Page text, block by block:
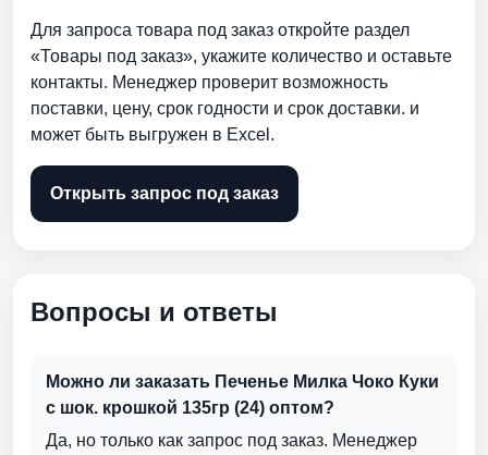
Для запроса товара под заказ откройте раздел
«Товары под заказ», укажите количество и оставьте
контакты. Менеджер проверит возможность
поставки, цену, срок годности и срок доставки. и
может быть выгружен в Excel.
Открыть запрос под заказ
Вопросы и ответы
Можно ли заказать Печенье Милка Чоко Куки
c шок. крошкой 135гр (24) оптом?
Да, но только как запрос под заказ. Менеджер